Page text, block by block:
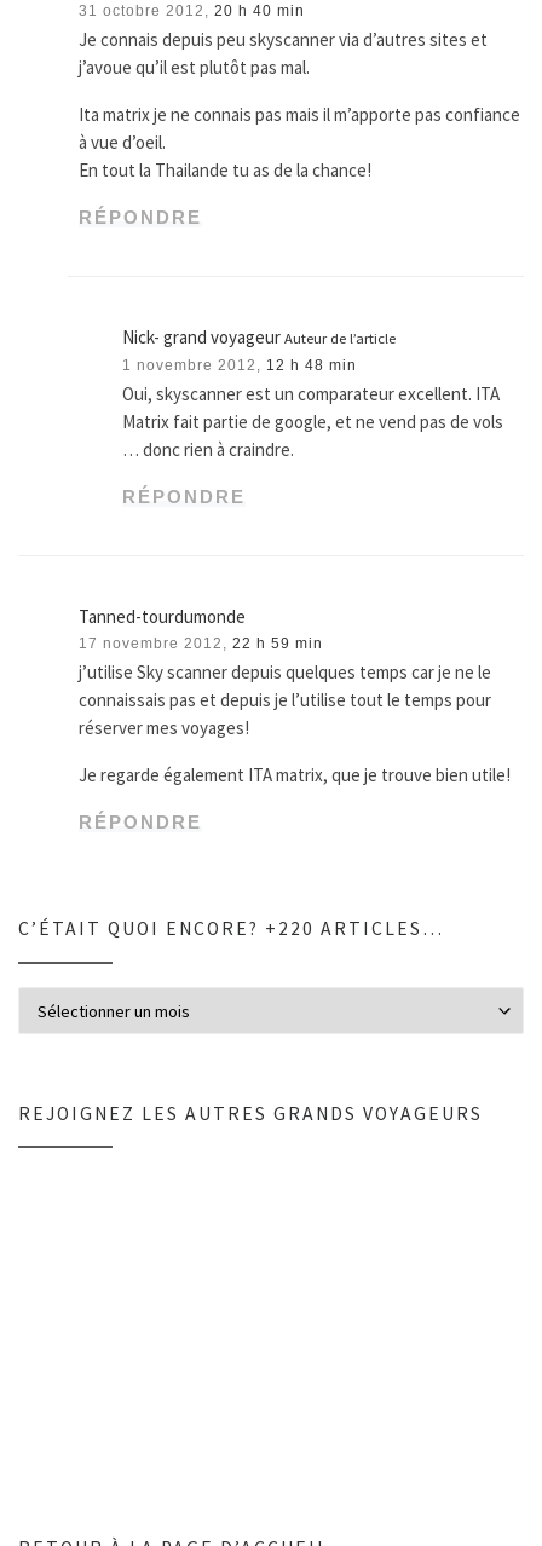
31 octobre 2012, 20 h 40 min
Je connais depuis peu skyscanner via d’autres sites et
j’avoue qu’il est plutôt pas mal.
Ita matrix je ne connais pas mais il m’apporte pas confiance
à vue d’oeil.
En tout la Thailande tu as de la chance!
RÉPONDRE
Nick- grand voyageur Auteur de l’article
1 novembre 2012, 12 h 48 min
Oui, skyscanner est un comparateur excellent. ITA
Matrix fait partie de google, et ne vend pas de vols
… donc rien à craindre.
RÉPONDRE
Tanned-tourdumonde
17 novembre 2012, 22 h 59 min
j’utilise Sky scanner depuis quelques temps car je ne le
connaissais pas et depuis je l’utilise tout le temps pour
réserver mes voyages!
Je regarde également ITA matrix, que je trouve bien utile!
RÉPONDRE
C’ÉTAIT QUOI ENCORE? +220 ARTICLES…
REJOIGNEZ LES AUTRES GRANDS VOYAGEURS